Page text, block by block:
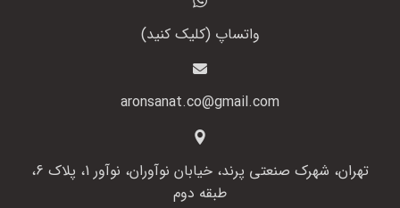
واتساپ (کلیک کنید)
aronsanat.co@gmail.com
تهران، شهرک صنعتی پرند، خیابان نوآوران، نوآور 1، پلاک 6،
طبقه دوم